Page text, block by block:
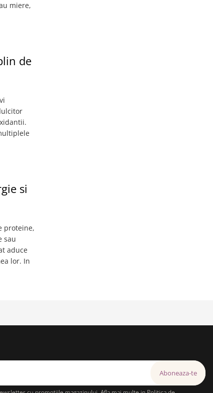
miere,
de
si
proteine,
sau
aduce
lor. In